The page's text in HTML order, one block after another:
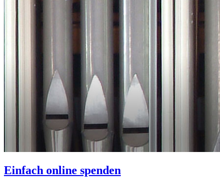
Einfach online spenden